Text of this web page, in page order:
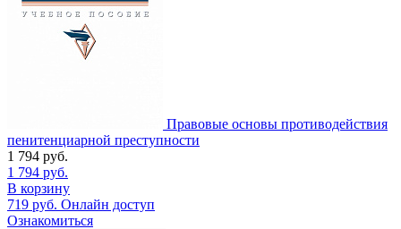
Правовые основы противодействия
пенитенциарной преступности
1 794 руб.
1 794 руб.
В корзину
719 руб. Онлайн доступ
Ознакомиться